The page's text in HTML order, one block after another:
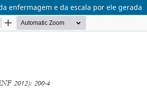
enfermagem e da escala por ele gerada